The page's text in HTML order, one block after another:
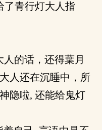
了青行灯大人指
的话，还得葉月
人还在沉睡中，所
隐啦, 还能给鬼灯